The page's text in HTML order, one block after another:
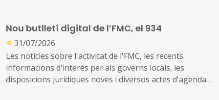
Nou butlletí digital de l’FMC, el 934
● 31/07/2026
Les notícies sobre l'activitat de l'FMC, les recents
informacions d'interès per als governs locals, les
disposicions jurídiques noves i diversos actes d'agenda